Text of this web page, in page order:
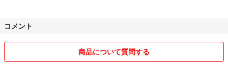
コメント
商品について質問する